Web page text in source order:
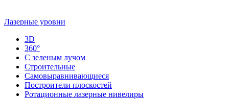
Лазерные уровни
3D
360°
С зеленым лучом
Строительные
Самовыравнивающиеся
Построители плоскостей
Ротационные лазерные нивелиры